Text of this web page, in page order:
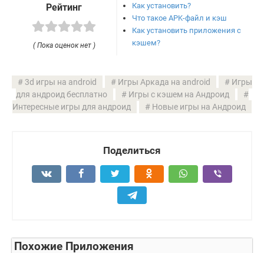
Рейтинг
( Пока оценок нет )
Как установить?
Что такое APK-файл и кэш
Как установить приложения с
кэшем?
3d игры на android Игры Аркада на android
Игры
для андроид бесплатно
Игры с кэшем на Андроид
Интересные игры для андроид
Новые игры на Андроид
Поделиться
Похожие Приложения